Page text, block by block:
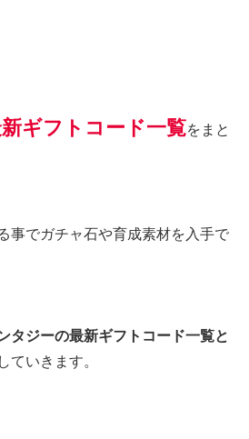
ギフトコード一覧をまと
事でガチャ石や育成素材を入手で
タジーの最新ギフトコード一覧と
ていきます。